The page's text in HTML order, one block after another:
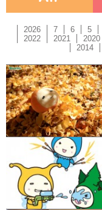
2026 7 6 5
2022
2021 2020
2014